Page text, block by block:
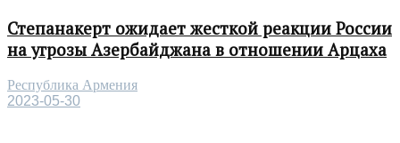
Степанакерт ожидает жесткой реакции России
на угрозы Азербайджана в отношении Арцаха
Республика Армения
2023-05-30